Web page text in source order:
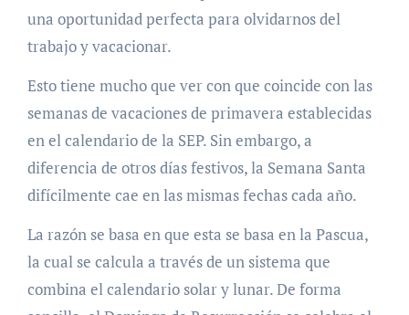
una oportunidad perfecta para olvidarnos del
trabajo y vacacionar.
Esto tiene mucho que ver con que coincide con las
semanas de vacaciones de primavera establecidas
en el calendario de la SEP. Sin embargo, a
diferencia de otros días festivos, la Semana Santa
difícilmente cae en las mismas fechas cada año.
La razón se basa en que esta se basa en la Pascua,
la cual se calcula a través de un sistema que
combina el calendario solar y lunar. De forma